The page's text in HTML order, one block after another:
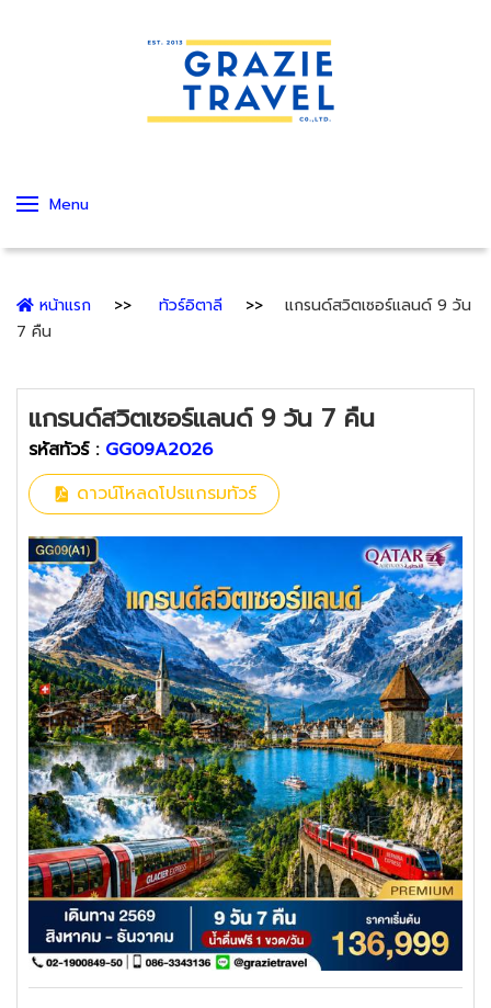
Menu
หน้าแรก ทัวร์อิตาลี
แกรนด์สวิตเซอร์แลนด์ 9 วัน
7 คืน
แกรนด์สวิตเซอร์แลนด์ 9 วัน 7 คืน
รหัสทัวร์ : GG09A2026
ดาวน์โหลดโปรแกรมทัวร์